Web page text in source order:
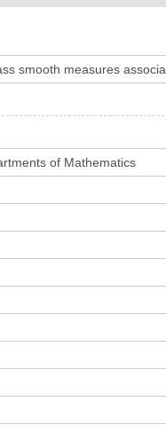
smooth measures
of Mathematics